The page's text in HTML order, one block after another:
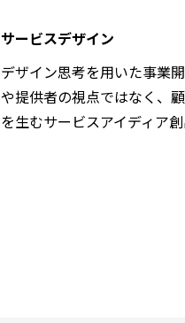
サービスデザイン
デザイン思考を用いた事業
や提供者の視点ではなく、
を生むサービスアイディア